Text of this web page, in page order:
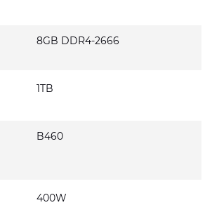
8GB DDR4-2666
1TB
B460
400W